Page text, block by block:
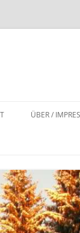
ÜBER /